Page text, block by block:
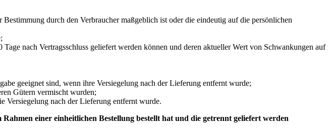
durch den Verbraucher maßgeblich ist oder die eindeutig auf die persönlichen
nach Vertragsschluss geliefert werden können und deren aktueller Wert von Schwankungen auf
geeignet sind, wenn ihre Versiegelung nach der Lieferung entfernt wurde;
Gütern vermischt wurden;
Versiegelung nach der Lieferung entfernt wurde.
einer einheitlichen Bestellung bestellt hat und die getrennt geliefert werden